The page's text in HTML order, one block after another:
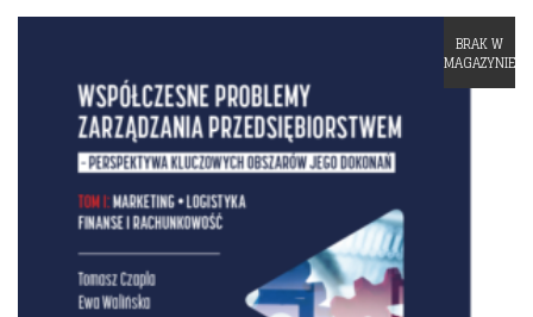
BRAK W
MAGAZYNIE